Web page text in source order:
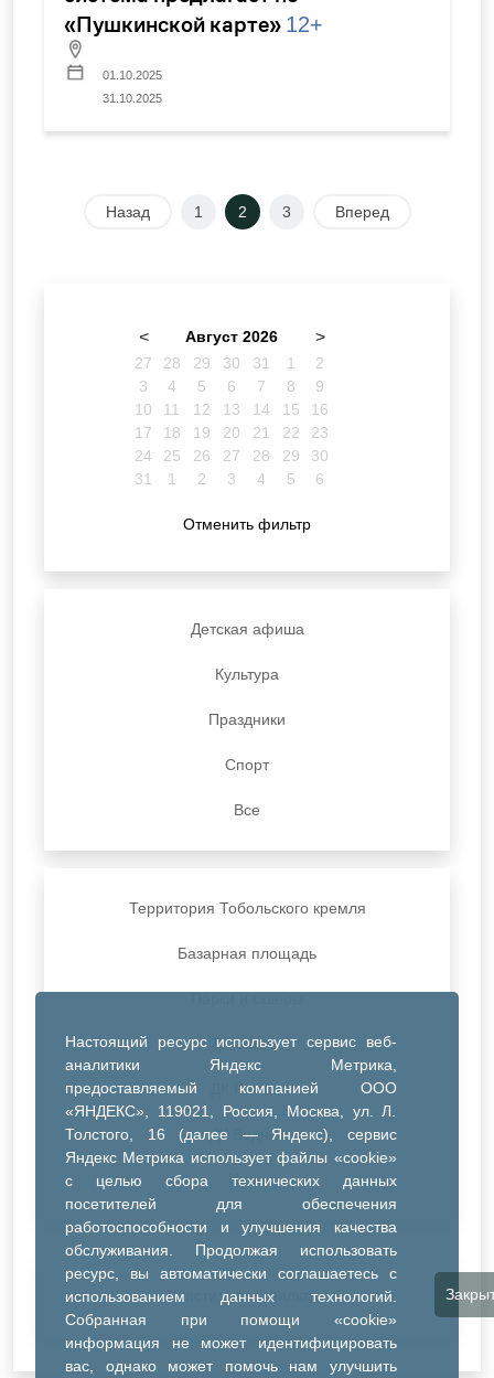
Настоящий ресурс использует сервис веб-
аналитики Яндекс Метрика,
предоставляемый компанией ООО
«ЯНДЕКС», 119021, Россия, Москва, ул. Л.
Толстого, 16 (далее — Яндекс), сервис
Яндекс Метрика использует файлы «cookie»
с целью сбора технических данных
посетителей для обеспечения
работоспособности и улучшения качества
обслуживания. Продолжая использовать
ресурс, вы автоматически соглашаетесь с
использованием данных технологий.
Собранная при помощи «cookie»
информация не может идентифицировать
вас, однако может помочь нам улучшить
«Пушкинской карте» 12+
01.10.2025
31.10.2025
Назад 1 2 3 Вперед
< Август 2026 >
27 28 29 30 31 1
2
3
4 5 6 7 8
9
10
11 12 13 14 15
16
17
18 19 20 21 22
23
24
25 26 27 28 29
30
31
1 2 3 4 5 6
Отменить фильтр
Детская афиша
Культура
Праздники
Спорт
Все
Территория Тобольского кремля
Базарная площадь
ДК Синтез
ДК Речник
ДК Водник
Иное
Очистить все фильтры